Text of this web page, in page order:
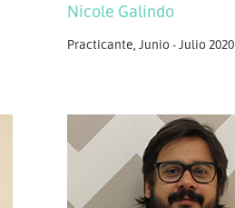
Nicole Galindo
Practicante, Junio - Julio 2020